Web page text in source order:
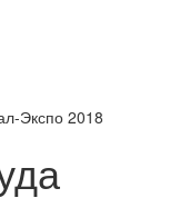
Экспо 2018